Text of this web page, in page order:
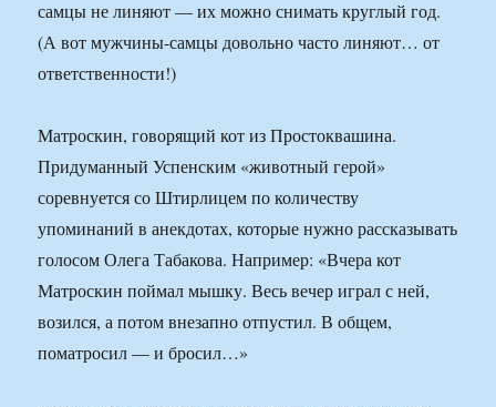
самцы не линяют — их можно снимать круглый год.
(А вот мужчины-самцы довольно часто линяют… от
ответственности!)
Матроскин, говорящий кот из Простоквашина.
Придуманный Успенским «животный герой»
соревнуется со Штирлицем по количеству
упоминаний в анекдотах, которые нужно рассказывать
голосом Олега Табакова. Например: «Вчера кот
Матроскин поймал мышку. Весь вечер играл с ней,
возился, а потом внезапно отпустил. В общем,
поматросил — и бросил…»